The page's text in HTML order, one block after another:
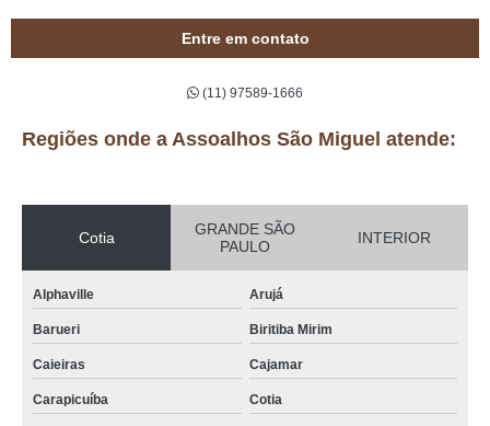
Entre em contato
(11) 97589-1666
Regiões onde a Assoalhos São Miguel atende:
Cotia
GRANDE SÃO
PAULO
INTERIOR
Alphaville Arujá
Barueri Biritiba Mirim
Caieiras Cajamar
Carapicuíba Cotia